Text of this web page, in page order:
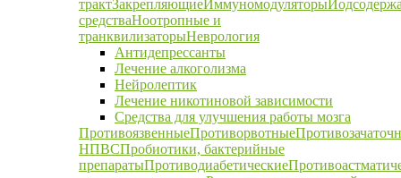
трактЗакрепляющиеИммуномодуляторы
средстваНоотропные и
транквилизаторыНеврология
Антидепрессанты
Лечение алкоголизма
Нейролептик
Лечение никотиновой зависимости
Средства для улучшения работы мозга
ПротивоязвенныеПротиворвотные
НПВСПробиотики, бактерийные
препаратыПротиводиабетические